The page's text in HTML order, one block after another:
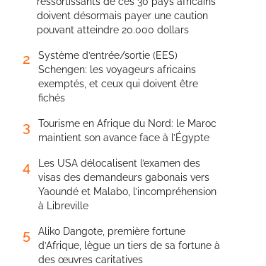
doivent désormais payer une caution
pouvant atteindre 20.000 dollars
2
Système d’entrée/sortie (EES)
Schengen: les voyageurs africains
exemptés, et ceux qui doivent être
fichés
3
Tourisme en Afrique du Nord: le Maroc
maintient son avance face à l’Égypte
4
Les USA délocalisent l’examen des
visas des demandeurs gabonais vers
Yaoundé et Malabo, l’incompréhension
à Libreville
5
Aliko Dangote, première fortune
d’Afrique, lègue un tiers de sa fortune à
des œuvres caritatives